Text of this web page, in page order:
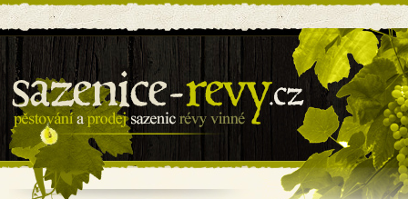
Sazenice révy - BILOVIN s.r.o.